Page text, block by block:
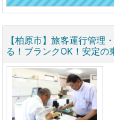
【柏原市】旅客運行管理
る！ブランクOK！安定の